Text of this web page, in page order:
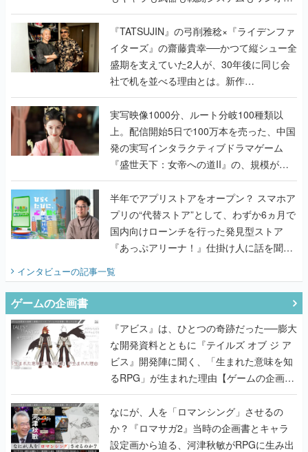
で作り込まれた理由を両ディレクターに聞
く
『TATSUJIN』の弓削雅稔×『ライデンファ
イターズ』の齋藤貴幸──かつて縦シュー全
盛期を支えていた2人が、30年後に同じ会
社で机を並べる理由とは。新作
『TATSUJIN EXTREME』で初タッグを組
んだレジェンド2人に訊く開発秘話
実写映像1000分、ルート分岐100種類以
上。配信開始5日で100万本を売った、中国
発の実写インタラクティブドラマゲーム
『盛世天下：女帝への道II』の、規模が違
うこだわりをプロデューサーに聞いた
半年でアプリストアをオープン？ スマホア
プリの“代替ストア”として、わずか6ヵ月で
国内向けローンチを行った発見型ストア
『あっぷアリーナ！』仕掛け人に話を聞い
インタビューの記事一覧
ゲームの企画書
『アビス』は、ひとつの奇跡だった──膨大
な開発資料とともに『テイルズ オブ ジ ア
ビス』開発陣に聞く、「生まれた意味を知
るRPG」が生まれた理由【ゲームの企画
書】
なにが、人を「ロマンシング」させるの
か？『ロマサガ2』当時の企画書とキャラ
設定画から迫る、河津秋敏がRPGに生み出